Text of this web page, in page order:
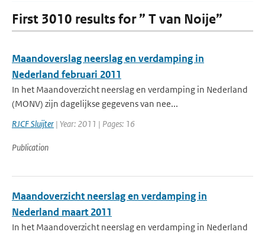
First 3010 results for ” T van Noije”
Maandoverslag neerslag en verdamping in
Nederland februari 2011
In het Maandoverzicht neerslag en verdamping in Nederland
(MONV) zijn dagelijkse gegevens van nee...
RJCF Sluijter | Year: 2011 | Pages: 16
Publication
Maandoverzicht neerslag en verdamping in
Nederland maart 2011
In het Maandoverzicht neerslag en verdamping in Nederland